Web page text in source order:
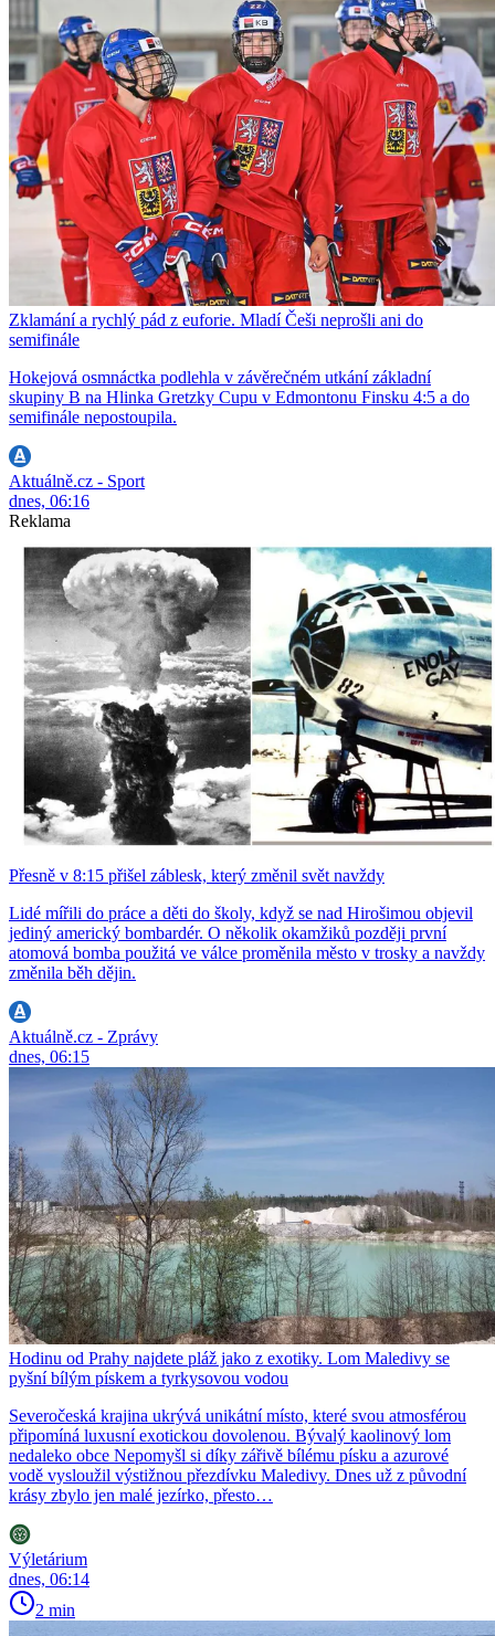
Zklamání a rychlý pád z euforie. Mladí Češi neprošli ani do
semifinále
Hokejová osmnáctka podlehla v závěrečném utkání základní
skupiny B na Hlinka Gretzky Cupu v Edmontonu Finsku 4:5 a do
semifinále nepostoupila.
Aktuálně.cz - Sport
dnes, 06:16
Reklama
Přesně v 8:15 přišel záblesk, který změnil svět navždy
Lidé mířili do práce a děti do školy, když se nad Hirošimou objevil
jediný americký bombardér. O několik okamžiků později první
atomová bomba použitá ve válce proměnila město v trosky a navždy
změnila běh dějin.
Aktuálně.cz - Zprávy
dnes, 06:15
Hodinu od Prahy najdete pláž jako z exotiky. Lom Maledivy se
pyšní bílým pískem a tyrkysovou vodou
Severočeská krajina ukrývá unikátní místo, které svou atmosférou
připomíná luxusní exotickou dovolenou. Bývalý kaolinový lom
nedaleko obce Nepomyšl si díky zářivě bílému písku a azurové
vodě vysloužil výstižnou přezdívku Maledivy. Dnes už z původní
krásy zbylo jen malé jezírko, přesto…
Výletárium
dnes, 06:14
2 min